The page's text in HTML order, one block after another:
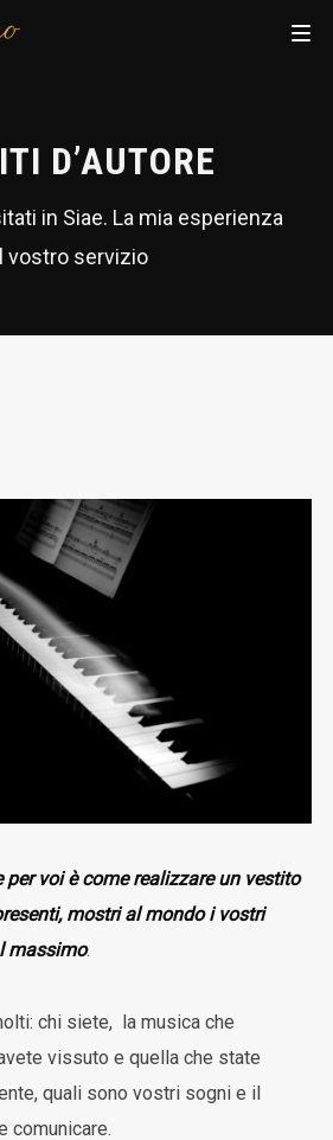
D’AUTORE
in Siae. La mia esperienza
vostro servizio
per voi è come realizzare un vestito
mostri al mondo i vostri
massimo.
chi siete, la musica che
vissuto e quella che state
quali sono vostri sogni e il
comunicare.